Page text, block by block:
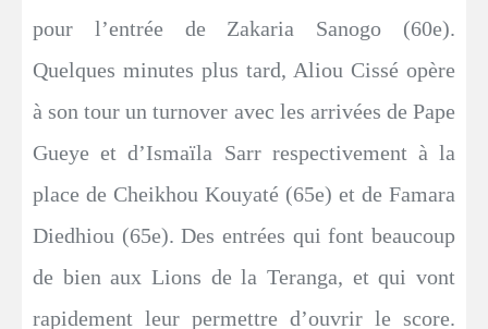
pour l’entrée de Zakaria Sanogo (60e).
Quelques minutes plus tard, Aliou Cissé opère
à son tour un turnover avec les arrivées de Pape
Gueye et d’Ismaïla Sarr respectivement à la
place de Cheikhou Kouyaté (65e) et de Famara
Diedhiou (65e). Des entrées qui font beaucoup
de bien aux Lions de la Teranga, et qui vont
rapidement leur permettre d’ouvrir le score.